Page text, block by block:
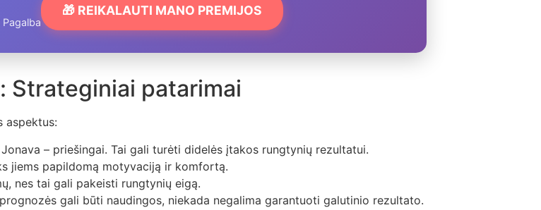
🎁 REIKALAUTI MANO PREMIJOS
Strateginiai patarimai
aspektus:
– priešingai. Tai gali turėti didelės įtakos rungtynių rezultatui.
jiems papildomą motyvaciją ir komfortą.
nes tai gali pakeisti rungtynių eigą.
gali būti naudingos, niekada negalima garantuoti galutinio rezultato.